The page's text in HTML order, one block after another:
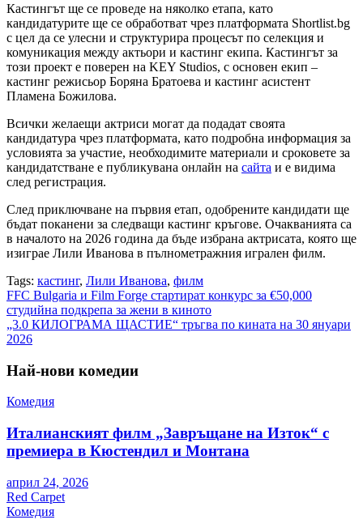
Кастингът ще се проведе на няколко етапа, като
кандидатурите ще се обработват чрез платформата Shortlist.bg
с цел да се улесни и структурира процесът по селекция и
комуникация между актьори и кастинг екипа. Кастингът за
този проект е поверен на KEY Studios, с основен екип –
кастинг режисьор Боряна Братоева и кастинг асистент
Пламена Божилова.
Всички желаещи актриси могат да подадат своята
кандидатура чрез платформата, като подробна информация за
условията за участие, необходимите материали и сроковете за
кандидатстване е публикувана онлайн на сайта и е видима
след регистрация.
След приключване на първия етап, одобрените кандидати ще
бъдат поканени за следващи кастинг кръгове. Очакванията са
в началото на 2026 година да бъде избрана актрисата, която ще
изиграе Лили Иванова в пълнометражния игрален филм.
Tags: кастинг, Лили Иванова, филм
Навигация
FFC Bulgaria и Film Forge стартират конкурс за €50,000
студийна подкрепа за жени в киното
„3.0 КИЛОГРАМА ЩАСТИЕ“ тръгва по кината на 30 януари
2026
Най-нови комедии
Комедия
Италианският филм „Завръщане на Изток“ с
премиера в Кюстендил и Монтана
април 24, 2026
Red Carpet
Комедия